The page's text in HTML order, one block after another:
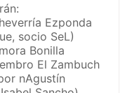
Ezponda
socio SeL)
Bonilla
El Zambuch
nAgustín